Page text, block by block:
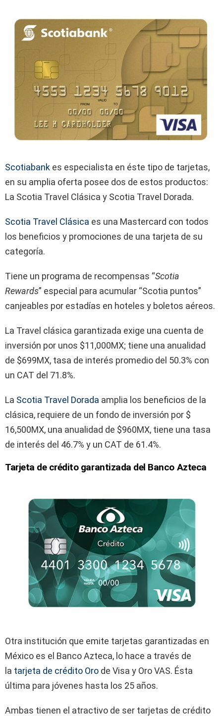
Scotiabank es especialista en éste tipo de tarjetas,
en su amplia oferta posee dos de estos productos:
La Scotia Travel Clásica y Scotia Travel Dorada.
Scotia Travel Clásica es una Mastercard con todos
los beneficios y promociones de una tarjeta de su
categoría.
Tiene un programa de recompensas “Scotia
Rewards” especial para acumular “Scotia puntos”
canjeables por estadías en hoteles y boletos aéreos.
La Travel clásica garantizada exige una cuenta de
inversión por unos $11,000MX; tiene una anualidad
de $699MX, tasa de interés promedio del 50.3% con
un CAT del 71.8%.
La Scotia Travel Dorada amplia los beneficios de la
clásica, requiere de un fondo de inversión por $
16,500MX, una anualidad de $960MX, tiene una tasa
de interés del 46.7% y un CAT de 61.4%.
Tarjeta de crédito garantizada del Banco Azteca
Otra institución que emite tarjetas garantizadas en
México es el Banco Azteca, lo hace a través de
la tarjeta de crédito Oro de Visa y Oro VAS. Ésta
última para jóvenes hasta los 25 años.
Ambas tienen el atractivo de ser tarjetas de crédito